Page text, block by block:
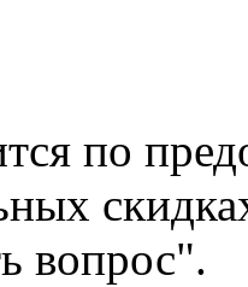
по
вопрос".